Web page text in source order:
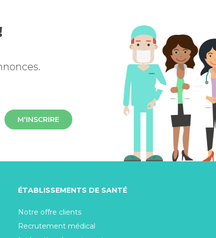
M'INSCRIRE
ÉTABLISSEMENTS DE SANTÉ
Notre offre clients
Recrutement médical